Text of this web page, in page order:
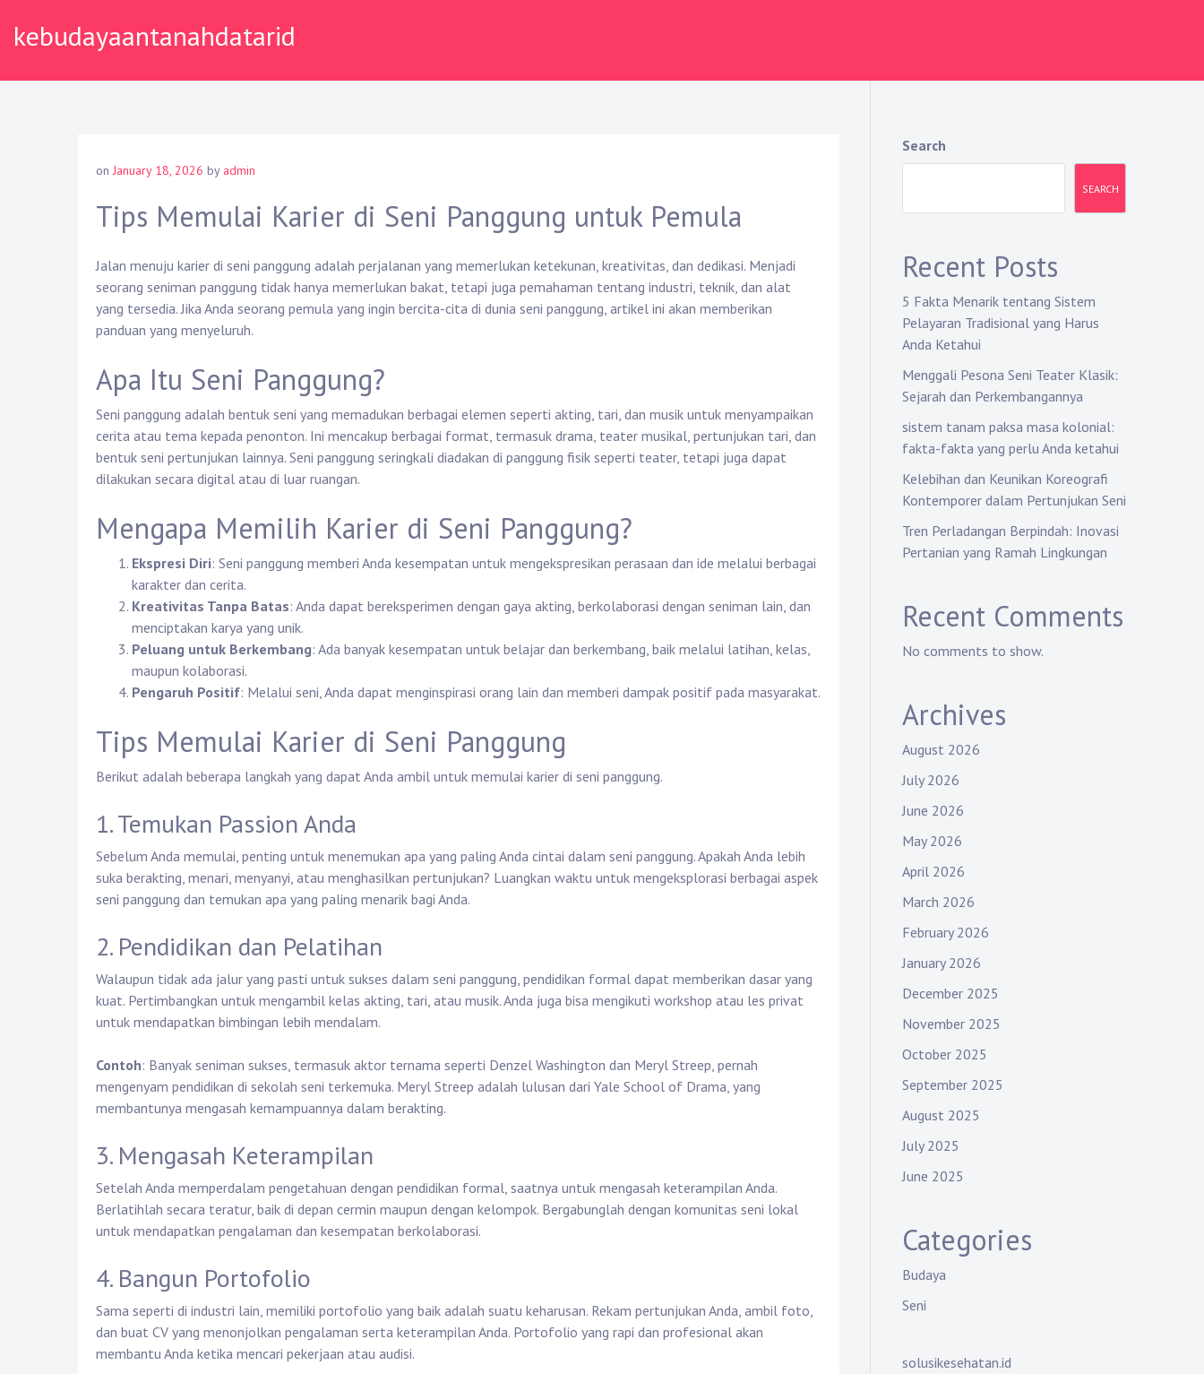
kebudayaantanahdatarid
on January 18, 2026 by admin
Tips Memulai Karier di Seni Panggung untuk Pemula
Jalan menuju karier di seni panggung adalah perjalanan yang memerlukan ketekunan, kreativitas, dan dedikasi. Menjadi
seorang seniman panggung tidak hanya memerlukan bakat, tetapi juga pemahaman tentang industri, teknik, dan alat
yang tersedia. Jika Anda seorang pemula yang ingin bercita-cita di dunia seni panggung, artikel ini akan memberikan
panduan yang menyeluruh.
Apa Itu Seni Panggung?
Seni panggung adalah bentuk seni yang memadukan berbagai elemen seperti akting, tari, dan musik untuk menyampaikan
cerita atau tema kepada penonton. Ini mencakup berbagai format, termasuk drama, teater musikal, pertunjukan tari, dan
bentuk seni pertunjukan lainnya. Seni panggung seringkali diadakan di panggung fisik seperti teater, tetapi juga dapat
dilakukan secara digital atau di luar ruangan.
Mengapa Memilih Karier di Seni Panggung?
Ekspresi Diri: Seni panggung memberi Anda kesempatan untuk mengekspresikan perasaan dan ide melalui berbagai
karakter dan cerita.
Kreativitas Tanpa Batas: Anda dapat bereksperimen dengan gaya akting, berkolaborasi dengan seniman lain, dan
menciptakan karya yang unik.
Peluang untuk Berkembang: Ada banyak kesempatan untuk belajar dan berkembang, baik melalui latihan, kelas,
maupun kolaborasi.
Pengaruh Positif: Melalui seni, Anda dapat menginspirasi orang lain dan memberi dampak positif pada masyarakat.
Tips Memulai Karier di Seni Panggung
Berikut adalah beberapa langkah yang dapat Anda ambil untuk memulai karier di seni panggung.
1. Temukan Passion Anda
Sebelum Anda memulai, penting untuk menemukan apa yang paling Anda cintai dalam seni panggung. Apakah Anda lebih
suka berakting, menari, menyanyi, atau menghasilkan pertunjukan? Luangkan waktu untuk mengeksplorasi berbagai aspek
seni panggung dan temukan apa yang paling menarik bagi Anda.
2. Pendidikan dan Pelatihan
Walaupun tidak ada jalur yang pasti untuk sukses dalam seni panggung, pendidikan formal dapat memberikan dasar yang
kuat. Pertimbangkan untuk mengambil kelas akting, tari, atau musik. Anda juga bisa mengikuti workshop atau les privat
untuk mendapatkan bimbingan lebih mendalam.
Contoh: Banyak seniman sukses, termasuk aktor ternama seperti Denzel Washington dan Meryl Streep, pernah
mengenyam pendidikan di sekolah seni terkemuka. Meryl Streep adalah lulusan dari Yale School of Drama, yang
membantunya mengasah kemampuannya dalam berakting.
3. Mengasah Keterampilan
Setelah Anda memperdalam pengetahuan dengan pendidikan formal, saatnya untuk mengasah keterampilan Anda.
Berlatihlah secara teratur, baik di depan cermin maupun dengan kelompok. Bergabunglah dengan komunitas seni lokal
untuk mendapatkan pengalaman dan kesempatan berkolaborasi.
4. Bangun Portofolio
Sama seperti di industri lain, memiliki portofolio yang baik adalah suatu keharusan. Rekam pertunjukan Anda, ambil foto,
dan buat CV yang menonjolkan pengalaman serta keterampilan Anda. Portofolio yang rapi dan profesional akan
membantu Anda ketika mencari pekerjaan atau audisi.
Search
SEARCH
Recent Posts
5 Fakta Menarik tentang Sistem
Pelayaran Tradisional yang Harus
Anda Ketahui
Menggali Pesona Seni Teater Klasik:
Sejarah dan Perkembangannya
sistem tanam paksa masa kolonial:
fakta-fakta yang perlu Anda ketahui
Kelebihan dan Keunikan Koreografi
Kontemporer dalam Pertunjukan Seni
Tren Perladangan Berpindah: Inovasi
Pertanian yang Ramah Lingkungan
Recent Comments
No comments to show.
Archives
August 2026
July 2026
June 2026
May 2026
April 2026
March 2026
February 2026
January 2026
December 2025
November 2025
October 2025
September 2025
August 2025
July 2025
June 2025
Categories
Budaya
Seni
solusikesehatan.id